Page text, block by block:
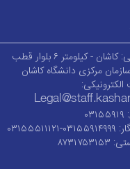
کاشان - کیلومتر ۶ بلوار قطب
مرکزی دانشگاه کاشان
۰۳۱۵۵۹۱۹
۰۳۱۵۵۵۱۱۱۲۱-۰۳۱۵۵۹۱۴۹۹۹
۸۷۳۱۷۵۳۱۵۳